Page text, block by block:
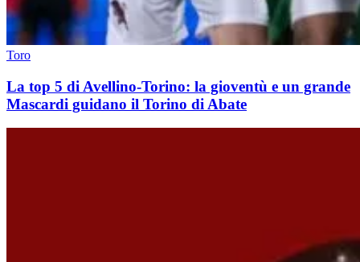
Toro
La top 5 di Avellino-Torino: la gioventù e un grande
Mascardi guidano il Torino di Abate